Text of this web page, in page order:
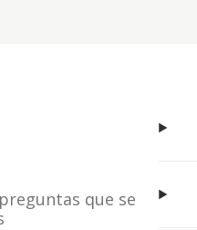
que se